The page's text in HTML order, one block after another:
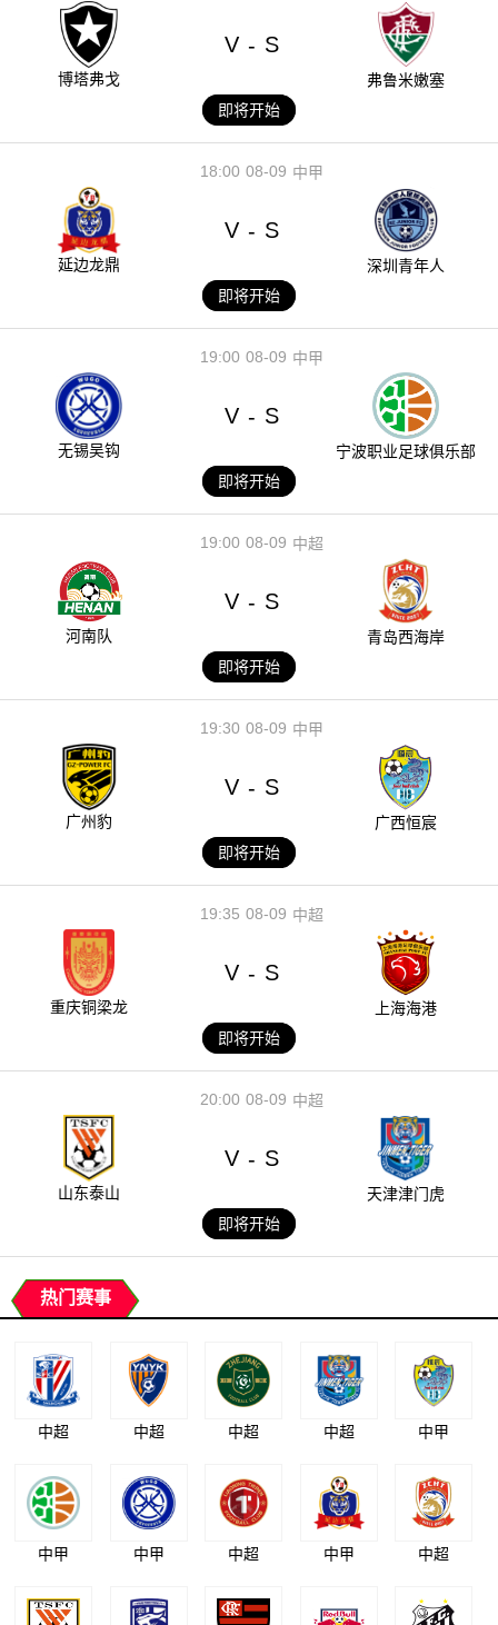
博塔弗戈
V - S
弗鲁米嫩塞
即将开始
08-09
18:00 中甲
延边龙鼎
V - S
深圳青年人
即将开始
08-09
19:00 中甲
无锡吴钩
V - S
宁波职业足球俱乐部
即将开始
08-09
19:00 中超
河南队
V - S
青岛西海岸
即将开始
08-09
19:30 中甲
广州豹
V - S
广西恒宸
即将开始
08-09
19:35 中超
重庆铜梁龙
V - S
上海海港
即将开始
08-09
20:00 中超
山东泰山
V - S
天津津门虎
即将开始
热门赛事
中超 中超 中超 中超 中甲
中甲 中甲 中超 中甲 中超